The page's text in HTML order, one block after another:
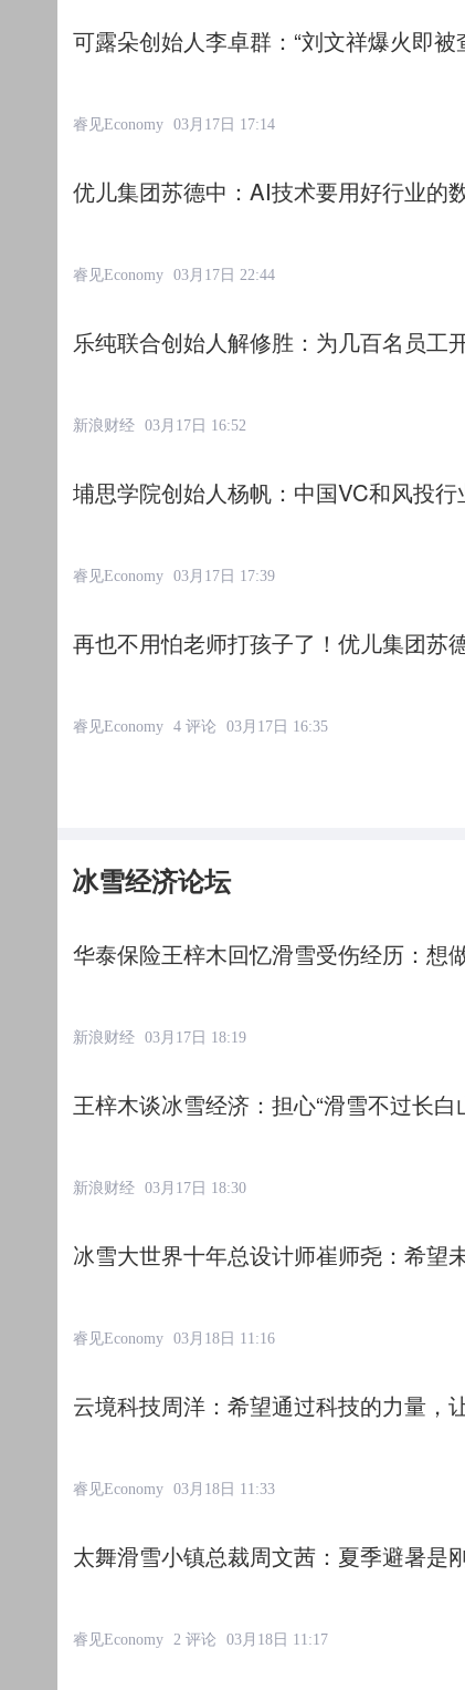
可露朵创始人李卓群：“刘文祥爆火即
睿见Economy 03月17日 17:14
优儿集团苏德中：AI技术要用好行业的
睿见Economy 03月17日 22:44
乐纯联合创始人解修胜：为几百名员工
新浪财经 03月17日 16:52
埔思学院创始人杨帆：中国VC和风投
睿见Economy 03月17日 17:39
再也不用怕老师打孩子了！优儿集团苏
睿见Economy 4 评论 03月17日 16:35
冰雪经济论坛
华泰保险王梓木回忆滑雪受伤经历：想
新浪财经 03月17日 18:19
王梓木谈冰雪经济：担心“滑雪不过长
新浪财经 03月17日 18:30
冰雪大世界十年总设计师崔师尧：希望
睿见Economy 03月18日 11:16
云境科技周洋：希望通过科技的力量，
睿见Economy 03月18日 11:33
太舞滑雪小镇总裁周文茜：夏季避暑是
睿见Economy 2 评论 03月18日 11:17